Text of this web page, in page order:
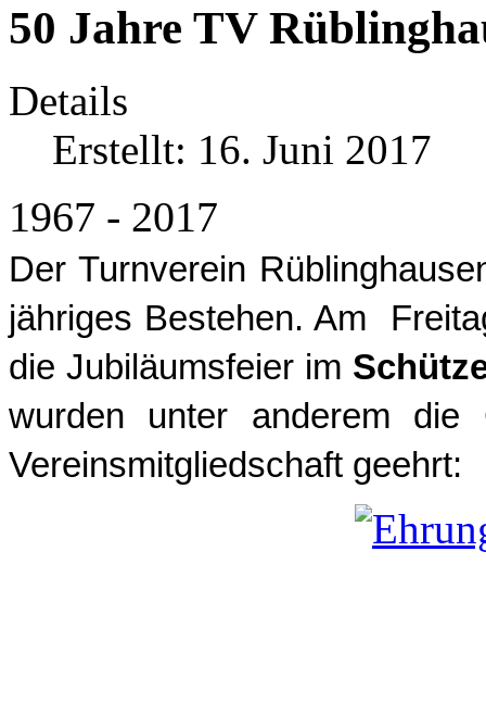
50 Jahre TV
Details
Erstellt: 16. Juni 2017
1967 - 2017
Der Turnverein
jähriges Bestehen. Am
die Jubiläumsfeier im
wurden unter anderem die
Vereinsmitgliedschaft geehrt: